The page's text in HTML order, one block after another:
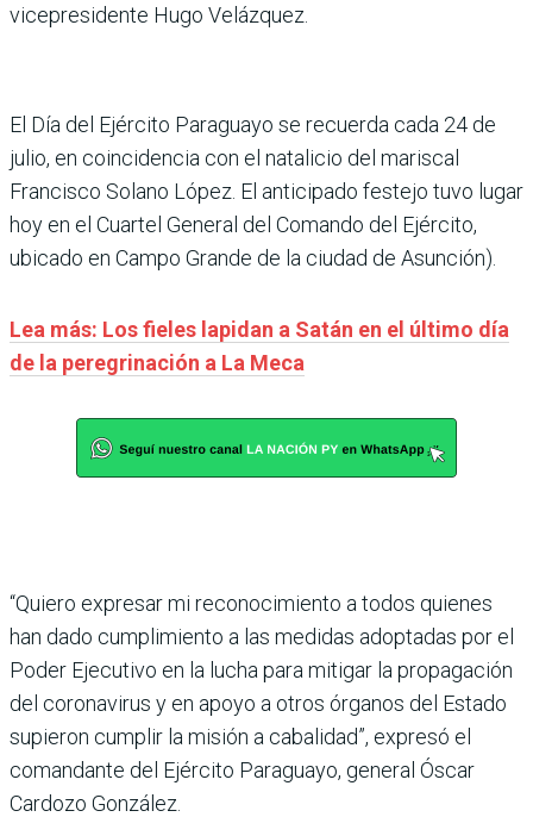
vicepresidente Hugo Velázquez.
El Día del Ejército Paraguayo se recuerda cada 24 de
julio, en coincidencia con el natalicio del mariscal
Francisco Solano López. El anticipado festejo tuvo lugar
hoy en el Cuartel General del Comando del Ejército,
ubicado en Campo Grande de la ciudad de Asunción).
Lea más: Los fieles lapidan a Satán en el último día
de la peregrinación a La Meca
“Quiero expresar mi reconocimiento a todos quienes
han dado cumplimiento a las medidas adoptadas por el
Poder Ejecutivo en la lucha para mitigar la propagación
del coronavirus y en apoyo a otros órganos del Estado
supieron cumplir la misión a cabalidad”, expresó el
comandante del Ejército Paraguayo, general Óscar
Cardozo González.